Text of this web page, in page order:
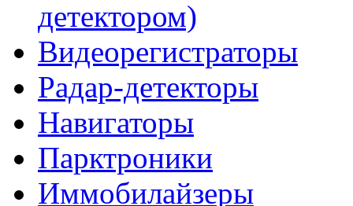
детектором)
Видеорегистраторы
Радар-детекторы
Навигаторы
Парктроники
Иммобилайзеры